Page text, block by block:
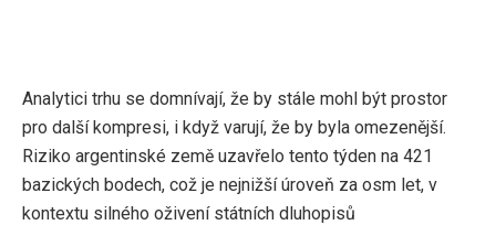
Analytici trhu se domnívají, že by stále mohl být prostor
pro další kompresi, i když varují, že by byla omezenější.
Riziko argentinské země uzavřelo tento týden na 421
bazických bodech, což je nejnižší úroveň za osm let, v
kontextu silného oživení státních dluhopisů